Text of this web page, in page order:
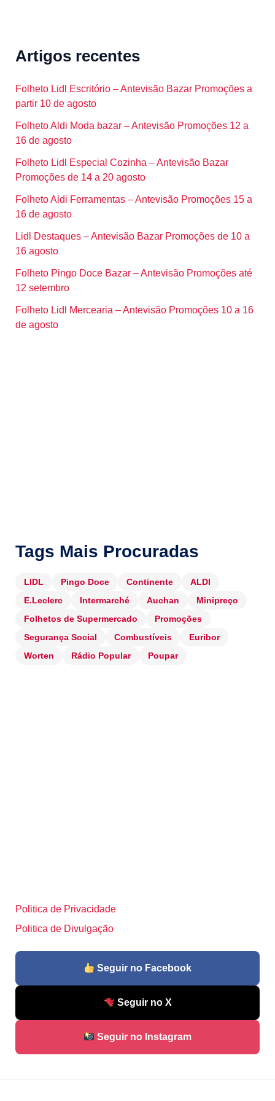
Artigos recentes
Folheto Lidl Escritório – Antevisão Bazar Promoções a
partir 10 de agosto
Folheto Aldi Moda bazar – Antevisão Promoções 12 a
16 de agosto
Folheto Lidl Especial Cozinha – Antevisão Bazar
Promoções de 14 a 20 agosto
Folheto Aldi Ferramentas – Antevisão Promoções 15 a
16 de agosto
Lidl Destaques – Antevisão Bazar Promoções de 10 a
16 agosto
Folheto Pingo Doce Bazar – Antevisão Promoções até
12 setembro
Folheto Lidl Mercearia – Antevisão Promoções 10 a 16
de agosto
Tags Mais Procuradas
LIDL Pingo Doce Continente
ALDI
E.Leclerc
Intermarché Auchan
Minipreço
Folhetos de Supermercado
Promoções
Segurança Social
Combustíveis
Euribor
Worten
Rádio Popular Poupar
Politica de Privacidade
Politica de Divulgação
Seguir no Facebook
Seguir no X
Seguir no Instagram